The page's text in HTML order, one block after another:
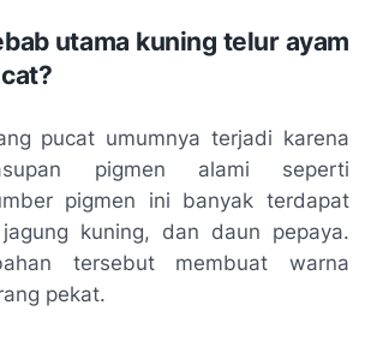
utama kuning telur ayam
pucat umumnya terjadi karena
pigmen alami seperti
pigmen ini banyak terdapat
kuning, dan daun pepaya.
tersebut membuat warna
pekat.